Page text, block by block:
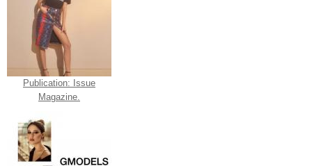
Publication: Issue
Magazine.